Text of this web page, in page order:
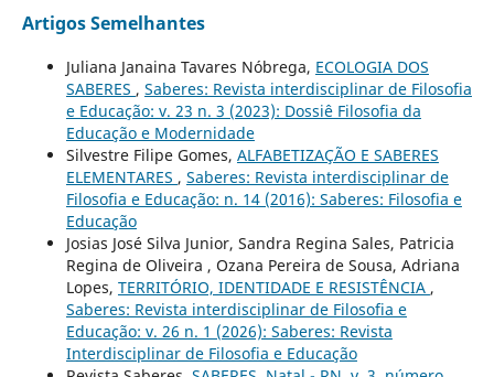
Artigos Semelhantes
Juliana Janaina Tavares Nóbrega, ECOLOGIA DOS
SABERES , Saberes: Revista interdisciplinar de Filosofia
e Educação: v. 23 n. 3 (2023): Dossiê Filosofia da
Educação e Modernidade
Silvestre Filipe Gomes, ALFABETIZAÇÃO E SABERES
ELEMENTARES , Saberes: Revista interdisciplinar de
Filosofia e Educação: n. 14 (2016): Saberes: Filosofia e
Educação
Josias José Silva Junior, Sandra Regina Sales, Patricia
Regina de Oliveira , Ozana Pereira de Sousa, Adriana
Lopes, TERRITÓRIO, IDENTIDADE E RESISTÊNCIA ,
Saberes: Revista interdisciplinar de Filosofia e
Educação: v. 26 n. 1 (2026): Saberes: Revista
Interdisciplinar de Filosofia e Educação